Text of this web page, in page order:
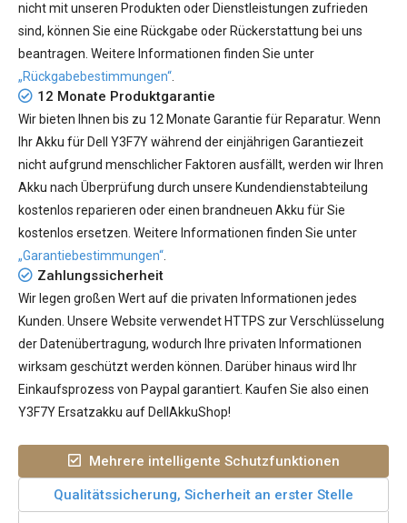
nicht mit unseren Produkten oder Dienstleistungen zufrieden
sind, können Sie eine Rückgabe oder Rückerstattung bei uns
beantragen. Weitere Informationen finden Sie unter
„Rückgabebestimmungen“
12 Monate Produktgarantie
Wir bieten Ihnen bis zu 12 Monate Garantie für Reparatur. Wenn
IhrAkku für Dell Y3F7Ywährend der einjährigen Garantiezeit
nicht aufgrund menschlicher Faktoren ausfällt, werden wir Ihren
Akku nach Überprüfung durch unsere Kundendienstabteilung
kostenlos reparieren oder einen brandneuen Akku für Sie
kostenlos ersetzen. Weitere Informationen finden Sie unter
„Garantiebestimmungen“
Zahlungssicherheit
Wir legen großen Wert auf die privaten Informationen jedes
Kunden. Unsere Website verwendet HTTPS zur Verschlüsselung
der Datenübertragung, wodurch Ihre privaten Informationen
wirksam geschützt werden können. Darüber hinaus wird Ihr
Einkaufsprozess von Paypal garantiert. Kaufen Sie also einen
Y3F7Y Ersatzakku auf DellAkkuShop!
Mehrere intelligente Schutzfunktionen
Qualitätssicherung, Sicherheit an erster Stelle